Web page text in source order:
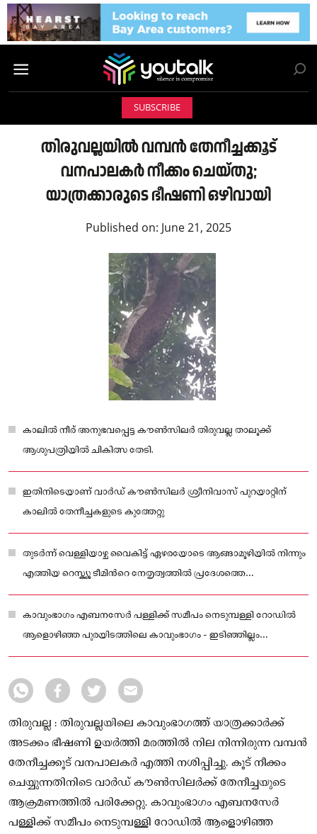
SUBSCRIBE
തിരുവല്ലയിൽ വമ്പൻ തേനീച്ചക്കൂട്
വനപാലകർ നീക്കം ചെയ്തു;
യാത്രക്കാരുടെ ഭീഷണി ഒഴിവായി
Published on: June 21, 2025
കാലിൽ നീര് അനുഭവപ്പെട്ട കൗൺസിലർ തിരുവല്ല താലൂക്ക്
ആശുപത്രിയിൽ ചികിത്സ തേടി.
ഇതിനിടെയാണ് വാർഡ് കൗൺസിലർ ശ്രീനിവാസ് പുറയാറ്റിന്
കാലിൽ തേനീച്ചകളുടെ കുത്തേറ്റു
തുടർന്ന് വെള്ളിയാഴ്ച വൈകിട്ട് ഏഴരയോടെ ആങ്ങാമൂഴിയിൽ നിന്നും
എത്തിയ റെസ്ക്യൂ ടീമിൻറെ നേതൃത്വത്തിൽ പ്രദേശത്തെ
വീടുകളിലെയും വഴി വിളക്കുകളുടെയും വെളിച്ചം അണച്ച ശേഷം
തേനീച്ചകളെ നശിപ്പിച്ച് കൂട് പൂർണമായും നീക്കം ചെയ്തു
കാവുംഭാഗം എബനസേർ പള്ളിക്ക് സമീപം നെടുമ്പള്ളി റോഡിൽ
ആളൊഴിഞ്ഞ പുരയിടത്തിലെ കാവുംഭാഗം - ഇടിഞ്ഞില്ലം
റോഡിനോട് ചേർന്ന് മരത്തിലാണ് എണ്ണിയാൽ ഒടുങ്ങാത്ത
തിരുവല്ല : തിരുവല്ലയിലെ കാവുംഭാഗത്ത് യാത്രക്കാർക്ക്
അടക്കം ഭീഷണി ഉയർത്തി മരത്തിൽ നില നിന്നിരുന്ന വമ്പൻ
തേനീച്ചക്കൂട് വനപാലകർ എത്തി നശിപ്പിച്ചു. കൂട് നീക്കം
ചെയ്യുന്നതിനിടെ വാർഡ് കൗൺസിലർക്ക് തേനീച്ചയുടെ
ആക്രമണത്തിൽ പരിക്കേറ്റു. കാവുംഭാഗം എബനസേർ
പള്ളിക്ക് സമീപം നെടുമ്പള്ളി റോഡിൽ ആളൊഴിഞ്ഞ